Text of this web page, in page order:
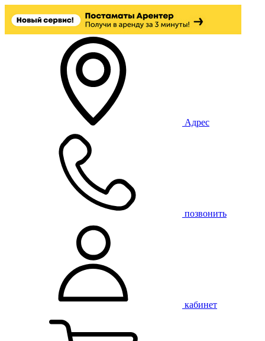
Адрес
позвонить
кабинет